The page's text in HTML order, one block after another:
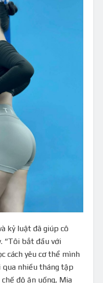
kỷ luật đã giúp cô
“Tôi bắt đầu với
cách yêu cơ thể mình
nhiều tháng tập
độ ăn uống, Mia